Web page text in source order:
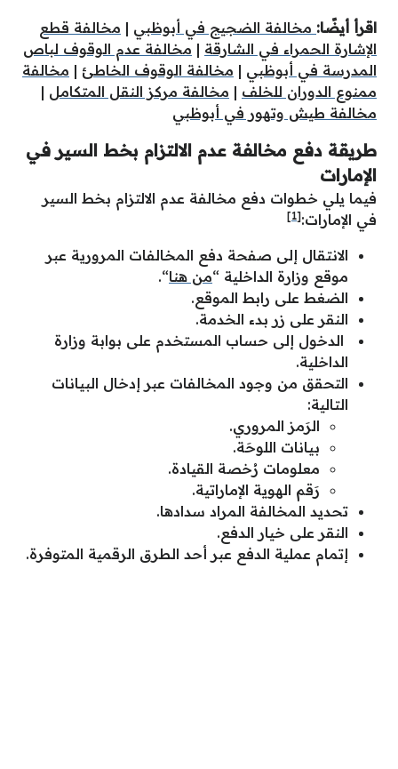
اقرأ أيضًا: مخالفة الضجيج في أبوظبي | مخالفة قطع
الإشارة الحمراء في الشارقة | مخالفة عدم الوقوف لباص
المدرسة في أبوظبي | مخالفة الوقوف الخاطئ | مخالفة
ممنوع الدوران للخلف | مخالفة مركز النقل المتكامل |
مخالفة طيش وتهور في أبوظبي
طريقة دفع مخالفة عدم الالتزام بخط السير في
الإمارات
فيما يلي خطوات دفع مخالفة عدم الالتزام بخط السير
في الإمارات:[1]
الانتقال إلى صفحة دفع المخالفات المرورية عبر
موقع وزارة الداخلية “من هنا“.
الضغط على رابط الموقع.
النقر على زر بدء الخدمة.
الدخول إلى حساب المستخدم على بوابة وزارة
الداخلية.
التحقق من وجود المخالفات عبر إدخال البيانات
التالية:
الرَمز المروري.
بيانات اللوحَة.
معلومات رُخصة القيادة.
رَقم الهوية الإماراتية.
تحديد المخالفة المراد سدادها.
النقر على خيار الدفع.
إتمام عملية الدفع عبر أحد الطرق الرقمية المتوفرة.